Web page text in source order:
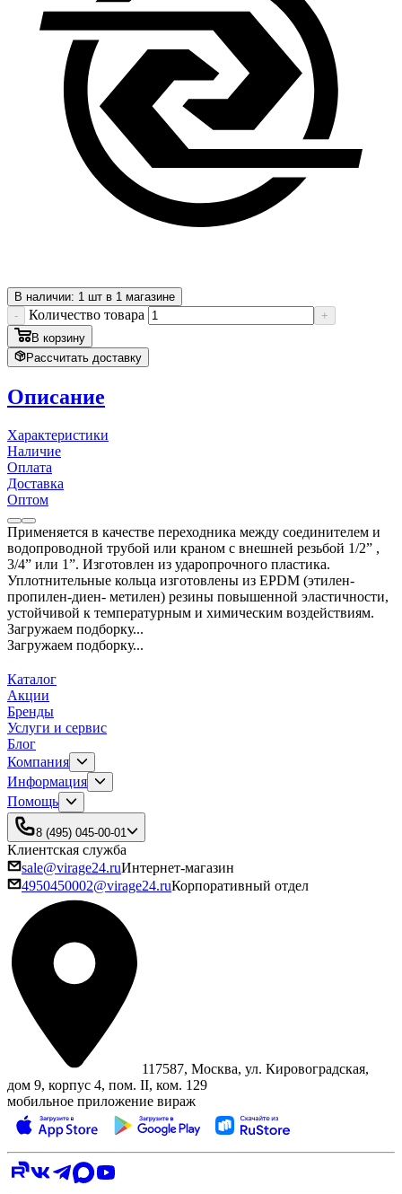
В наличии: 1 шт в 1 магазине
-
Количество товара
+
В корзину
Рассчитать доставку
Описание
Характеристики
Наличие
Оплата
Доставка
Оптом
Применяется в качестве переходника между соединителем и
водопроводной трубой или краном с внешней резьбой 1/2” ,
3/4” или 1”. Изготовлен из ударопрочного пластика.
Уплотнительные кольца изготовлены из EPDM (этилен-
пропилен-диен- метилен) резины повышенной эластичности,
устойчивой к температурным и химическим воздействиям.
Загружаем подборку...
Загружаем подборку...
Каталог
Акции
Бренды
Услуги и сервис
Блог
Компания
Информация
Помощь
8 (495) 045-00-01
Клиентская служба
sale@virage24.ruИнтернет-магазин
4950450002@virage24.ruКорпоративный отдел
117587, Москва, ул. Кировоградская,
дом 9, корпус 4, пом. II, ком. 129
мобильное приложение вираж